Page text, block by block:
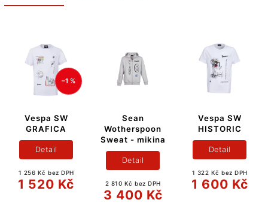
–1 %
Vespa SW
GRAFICA
1 256 Kč bez DPH
1 520 Kč
Detail
Sean
Wotherspoon
Sweat - mikina
2 810 Kč bez DPH
3 400 Kč
Detail
Vespa SW
HISTORIC
1 322 Kč bez DPH
1 600 Kč
Detail